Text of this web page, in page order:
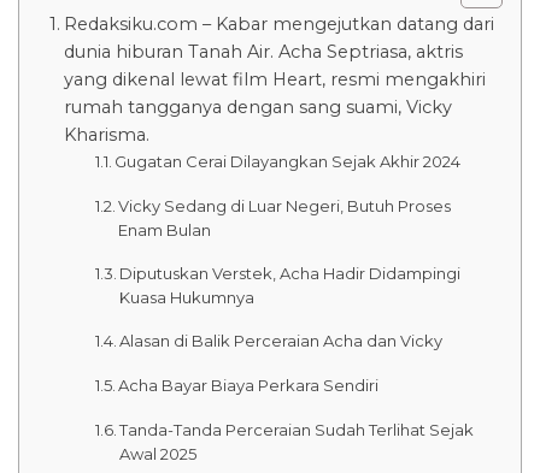
Redaksiku.com – Kabar mengejutkan datang dari
dunia hiburan Tanah Air. Acha Septriasa, aktris
yang dikenal lewat film Heart, resmi mengakhiri
rumah tangganya dengan sang suami, Vicky
Kharisma.
Gugatan Cerai Dilayangkan Sejak Akhir 2024
Vicky Sedang di Luar Negeri, Butuh Proses
Enam Bulan
Diputuskan Verstek, Acha Hadir Didampingi
Kuasa Hukumnya
Alasan di Balik Perceraian Acha dan Vicky
Acha Bayar Biaya Perkara Sendiri
Tanda-Tanda Perceraian Sudah Terlihat Sejak
Awal 2025